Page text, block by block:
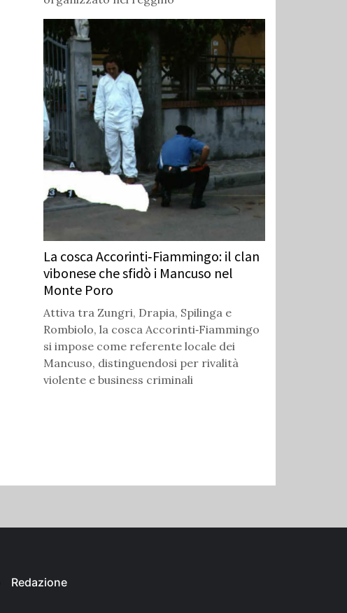
La cosca Accorinti‑Fiammingo: il clan
vibonese che sfidò i Mancuso nel
Monte Poro
Attiva tra Zungri, Drapia, Spilinga e
Rombiolo, la cosca Accorinti‑Fiammingo
si impose come referente locale dei
Mancuso, distinguendosi per rivalità
violente e business criminali
Redazione